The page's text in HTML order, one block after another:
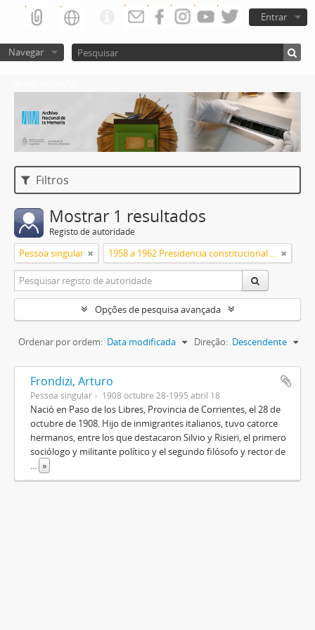
Entrar
Navegar
Filtros
Mostrar 1 resultados
Registo de autoridade
Pessoa singular 1958 a 1962 Presidencia constitucional de Arturo Frondizi
Opções de pesquisa avançada
Ordenar por ordem: Data modificada Direção: Descendente
Frondizi, Arturo
Pessoa singular 1908 octubre 28-1995 abril 18
Nació en Paso de los Libres, Provincia de Corrientes, el 28 de
octubre de 1908. Hijo de inmigrantes italianos, tuvo catorce
hermanos, entre los que destacaron Silvio y Risieri, el primero
sociólogo y militante político y el segundo filósofo y rector de
... »